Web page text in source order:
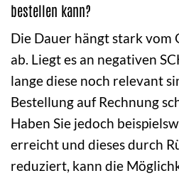
bestellen kann?
Die Dauer hängt stark vom
ab. Liegt es an negativen
lange diese noch relevant
Bestellung auf Rechnung
Haben Sie jedoch
erreicht und dieses durch
reduziert, kann die